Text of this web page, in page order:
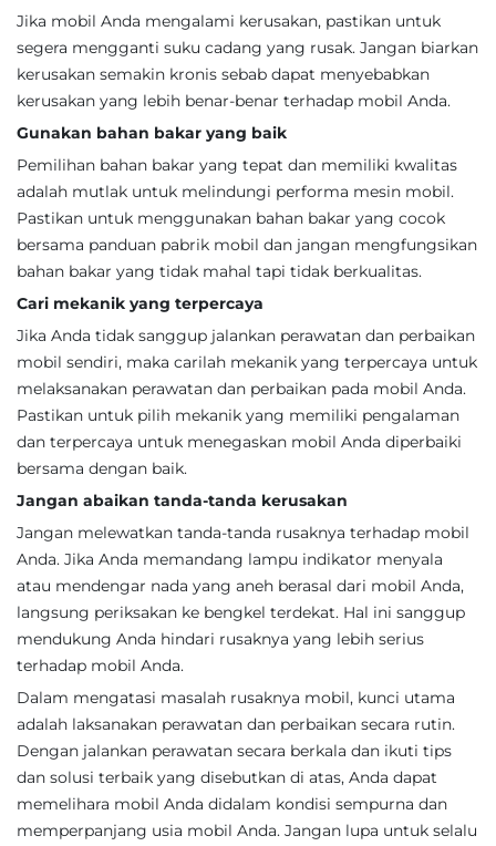
Jika mobil Anda mengalami kerusakan, pastikan untuk
segera mengganti suku cadang yang rusak. Jangan biarkan
kerusakan semakin kronis sebab dapat menyebabkan
kerusakan yang lebih benar-benar terhadap mobil Anda.
Gunakan bahan bakar yang baik
Pemilihan bahan bakar yang tepat dan memiliki kwalitas
adalah mutlak untuk melindungi performa mesin mobil.
Pastikan untuk menggunakan bahan bakar yang cocok
bersama panduan pabrik mobil dan jangan mengfungsikan
bahan bakar yang tidak mahal tapi tidak berkualitas.
Cari mekanik yang terpercaya
Jika Anda tidak sanggup jalankan perawatan dan perbaikan
mobil sendiri, maka carilah mekanik yang terpercaya untuk
melaksanakan perawatan dan perbaikan pada mobil Anda.
Pastikan untuk pilih mekanik yang memiliki pengalaman
dan terpercaya untuk menegaskan mobil Anda diperbaiki
bersama dengan baik.
Jangan abaikan tanda-tanda kerusakan
Jangan melewatkan tanda-tanda rusaknya terhadap mobil
Anda. Jika Anda memandang lampu indikator menyala
atau mendengar nada yang aneh berasal dari mobil Anda,
langsung periksakan ke bengkel terdekat. Hal ini sanggup
mendukung Anda hindari rusaknya yang lebih serius
terhadap mobil Anda.
Dalam mengatasi masalah rusaknya mobil, kunci utama
adalah laksanakan perawatan dan perbaikan secara rutin.
Dengan jalankan perawatan secara berkala dan ikuti tips
dan solusi terbaik yang disebutkan di atas, Anda dapat
memelihara mobil Anda didalam kondisi sempurna dan
memperpanjang usia mobil Anda. Jangan lupa untuk selalu